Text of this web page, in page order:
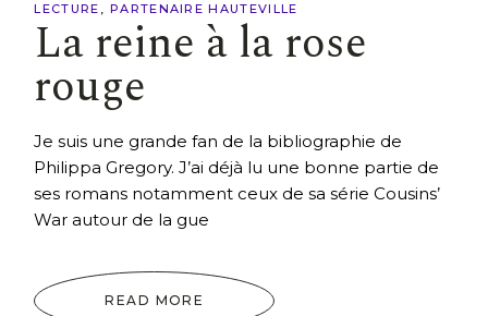
LECTURE
PARTENAIRE HAUTEVILLE
La reine à la rose
rouge
Je suis une grande fan de la bibliographie de
Philippa Gregory. J’ai déjà lu une bonne partie de
ses romans notamment ceux de sa série Cousins’
War autour de la gue
READ MORE